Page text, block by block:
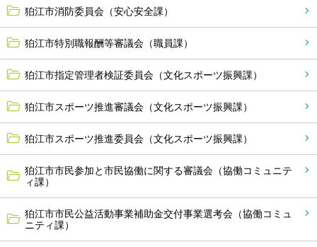
狛江市消防委員会（安心安全課）
狛江市特別職報酬等審議会（職員課）
狛江市指定管理者検証委員会（文化スポーツ振興課）
狛江市スポーツ推進審議会（文化スポーツ振興課）
狛江市スポーツ推進委員会（文化スポーツ振興課）
狛江市市民参加と市民協働に関する審議会（協働コミュニテ
ィ課）
狛江市市民公益活動事業補助金交付事業選考会（協働コミュ
ニティ課）